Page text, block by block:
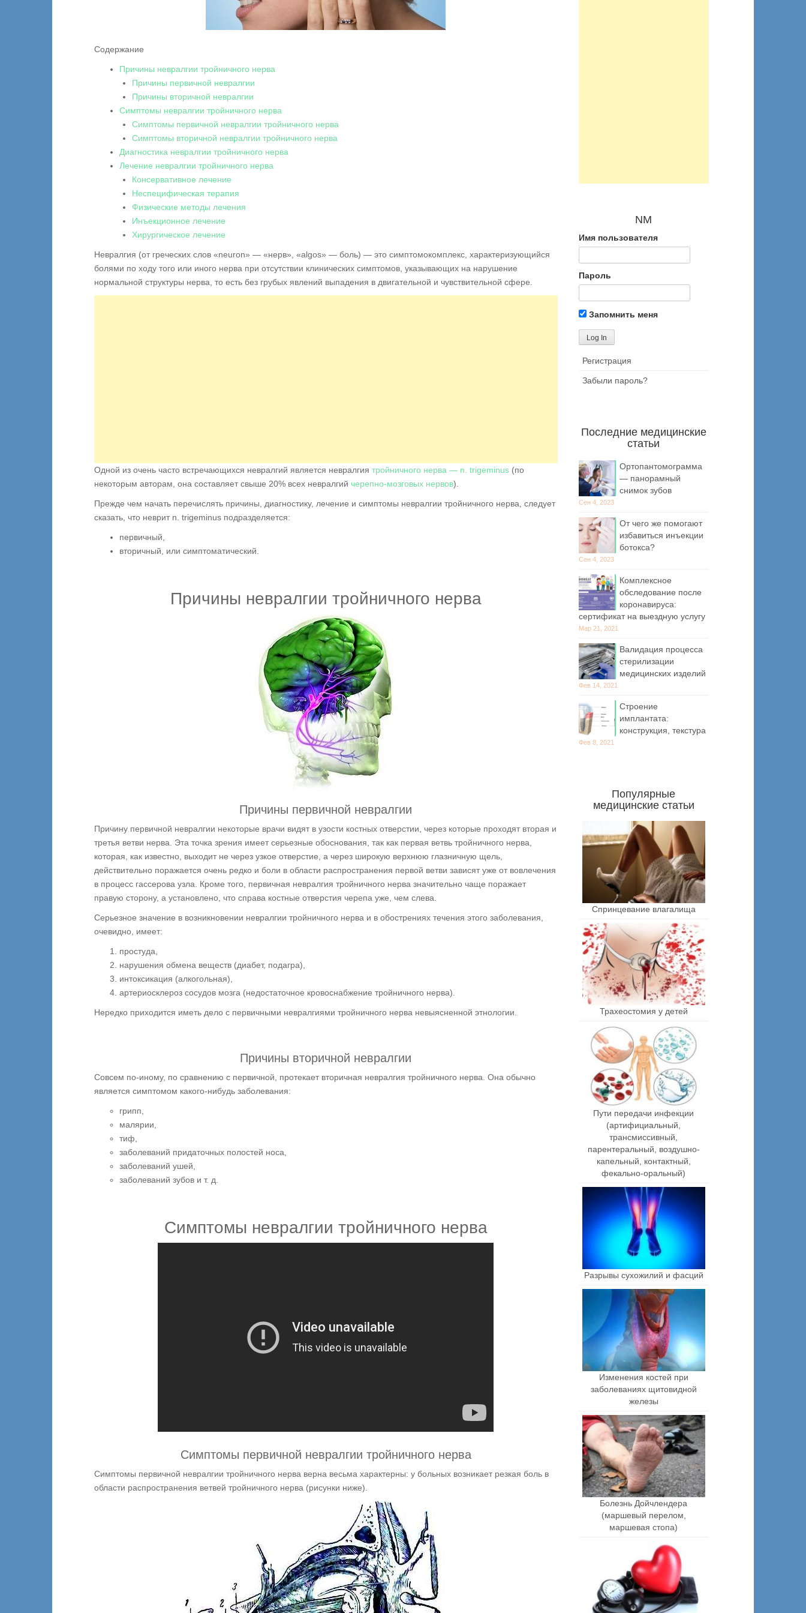
Содержание
Причины невралгии тройничного нерва
Причины первичной невралгии
Причины вторичной невралгии
Симптомы невралгии тройничного нерва
Симптомы первичной невралгии тройничного нерва
Симптомы вторичной невралгии тройничного нерва
Диагностика невралгии тройничного нерва
Лечение невралгии тройничного нерва
Консервативное лечение
Неспецифическая терапия
Физические методы лечения
Инъекционное лечение
Хирургическое лечение
Невралгия (от греческих слов «neuron» — «нерв», «algos» — боль) — это симптомокомплекс, характеризующийся
болями по ходу того или иного нерва при отсутствии клинических симптомов, указывающих на нарушение
нормальной структуры нерва, то есть без грубых явлений выпадения в двигательной и чувствительной сфере.
Одной из очень часто встречающихся невралгий является невралгия тройничного нерва — n. trigeminus (по
некоторым авторам, она составляет свыше 20% всех невралгий черепно-мозговых нервов).
Прежде чем начать перечислять причины, диагностику, лечение и симптомы невралгии тройничного нерва, следует
сказать, что неврит n. trigeminus подразделяется:
первичный,
вторичный, или симптоматический.
Причины невралгии тройничного нерва
Причины первичной невралгии
Причину первичной невралгии некоторые врачи видят в узости костных отверстии, через которые проходят вторая и
третья ветви нерва. Эта точка зрения имеет серьезные обоснования, так как первая ветвь тройничного нерва,
которая, как известно, выходит не через узкое отверстие, а через широкую верхнюю глазничную щель,
действительно поражается очень редко и боли в области распространения первой ветви зависят уже от вовлечения
в процесс гассерова узла. Кроме того, первичная невралгия тройничного нерва значительно чаще поражает
правую сторону, а установлено, что справа костные отверстия черепа уже, чем слева.
Серьезное значение в возникновении невралгии тройничного нерва и в обострениях течения этого заболевания,
очевидно, имеет:
простуда,
нарушения обмена веществ (диабет, подагра),
интоксикация (алкогольная),
артериосклероз сосудов мозга (недостаточное кровоснабжение тройничного нерва).
Нередко приходится иметь дело с первичными невралгиями тройничного нерва невыясненной этнологии.
Причины вторичной невралгии
Совсем по-иному, по сравнению с первичной, протекает вторичная невралгия тройничного нерва. Она обычно
является симптомом какого-нибудь заболевания:
грипп,
малярии,
тиф,
заболеваний придаточных полостей носа,
заболеваний ушей,
заболеваний зубов и т. д.
Симптомы невралгии тройничного нерва
Симптомы первичной невралгии тройничного нерва
Симптомы первичной невралгии тройничного нерва верна весьма характерны: у больных возникает резкая боль в
области распространения ветвей тройничного нерва (рисунки ниже).
NM
Имя пользователя
Пароль
Запомнить меня
Регистрация
Забыли пароль?
Последние медицинские
статьи
Ортопантомограмма
— панорамный
снимок зубов
Сен 4, 2023
От чего же помогают
избавиться инъекции
ботокса?
Сен 4, 2023
Комплексное
обследование после
коронавируса:
сертификат на выездную услугу
Мар 21, 2021
Валидация процесса
стерилизации
медицинских изделий
Фев 14, 2021
Строение
имплантата:
конструкция, текстура
Фев 8, 2021
Популярные
медицинские статьи
Спринцевание влагалища
Трахеостомия у детей
Пути передачи инфекции
(артифициальный,
трансмиссивный,
парентеральный, воздушно-
капельный, контактный,
фекально-оральный)
Разрывы сухожилий и фасций
Изменения костей при
заболеваниях щитовидной
железы
Болезнь Дойчлендера
(маршевый перелом,
маршевая стопа)